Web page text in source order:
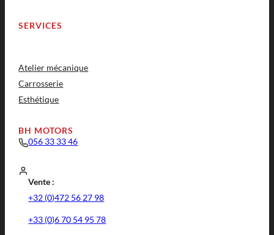
SERVICES
Atelier mécanique
Carrosserie
Esthétique
BH MOTORS
056 33 33 46
Vente :
+32 (0)472 56 27 98
+33 (0)6 70 54 95 78